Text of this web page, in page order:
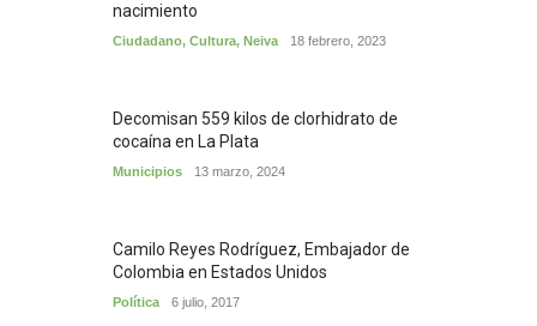
nacimiento
Ciudadano, Cultura, Neiva 18 febrero, 2023
Decomisan 559 kilos de clorhidrato de
cocaína en La Plata
Municipios 13 marzo, 2024
Camilo Reyes Rodríguez, Embajador de
Colombia en Estados Unidos
Política 6 julio, 2017